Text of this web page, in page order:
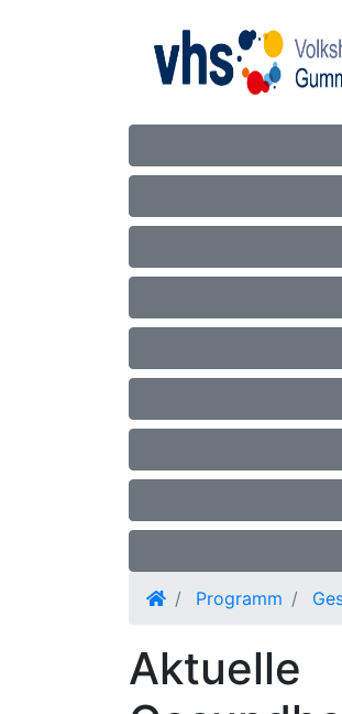
Programm
Aktuelle